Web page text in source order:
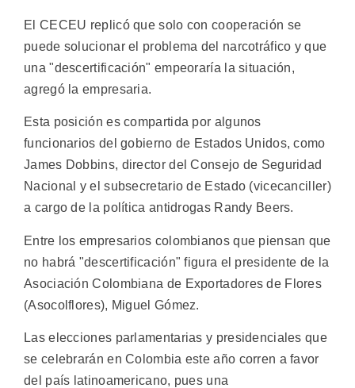
El CECEU replicó que solo con cooperación se
puede solucionar el problema del narcotráfico y que
una "descertificación" empeoraría la situación,
agregó la empresaria.
Esta posición es compartida por algunos
funcionarios del gobierno de Estados Unidos, como
James Dobbins, director del Consejo de Seguridad
Nacional y el subsecretario de Estado (vicecanciller)
a cargo de la política antidrogas Randy Beers.
Entre los empresarios colombianos que piensan que
no habrá "descertificación" figura el presidente de la
Asociación Colombiana de Exportadores de Flores
(Asocolflores), Miguel Gómez.
Las elecciones parlamentarias y presidenciales que
se celebrarán en Colombia este año corren a favor
del país latinoamericano, pues una